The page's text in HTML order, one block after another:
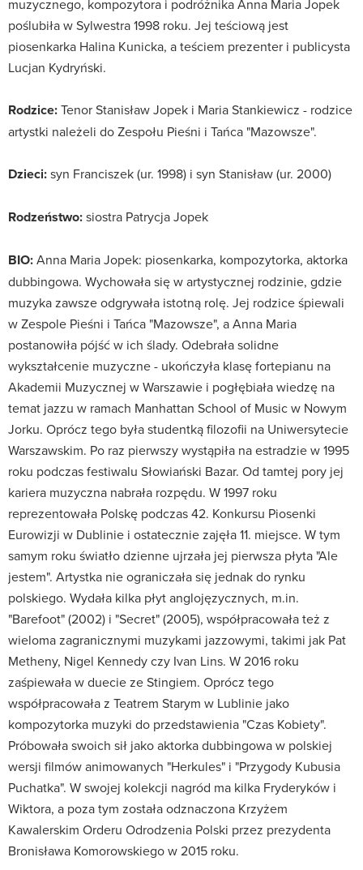
muzycznego, kompozytora i podróżnika Anna Maria Jopek
poślubiła w Sylwestra 1998 roku. Jej teściową jest
piosenkarka Halina Kunicka, a teściem prezenter i publicysta
Lucjan Kydryński.
Rodzice:Tenor Stanisław Jopek i Maria Stankiewicz - rodzice
artystki należeli do Zespołu Pieśni i Tańca "Mazowsze".
Dzieci:syn Franciszek (ur. 1998) i syn Stanisław (ur. 2000)
Rodzeństwo:siostra Patrycja Jopek
BIO:Anna Maria Jopek: piosenkarka, kompozytorka, aktorka
dubbingowa. Wychowała się w artystycznej rodzinie, gdzie
muzyka zawsze odgrywała istotną rolę. Jej rodzice śpiewali
w Zespole Pieśni i Tańca "Mazowsze", a Anna Maria
postanowiła pójść w ich ślady. Odebrała solidne
wykształcenie muzyczne - ukończyła klasę fortepianu na
Akademii Muzycznej w Warszawie i pogłębiała wiedzę na
temat jazzu w ramach Manhattan School of Music w Nowym
Jorku. Oprócz tego była studentką filozofii na Uniwersytecie
Warszawskim. Po raz pierwszy wystąpiła na estradzie w 1995
roku podczas festiwalu Słowiański Bazar. Od tamtej pory jej
kariera muzyczna nabrała rozpędu. W 1997 roku
reprezentowała Polskę podczas 42. Konkursu Piosenki
Eurowizji w Dublinie i ostatecznie zajęła 11. miejsce. W tym
samym roku światło dzienne ujrzała jej pierwsza płyta "Ale
jestem". Artystka nie ograniczała się jednak do rynku
polskiego. Wydała kilka płyt anglojęzycznych, m.in.
"Barefoot" (2002) i "Secret" (2005), współpracowała też z
wieloma zagranicznymi muzykami jazzowymi, takimi jak Pat
Metheny, Nigel Kennedy czy Ivan Lins. W 2016 roku
zaśpiewała w duecie ze Stingiem. Oprócz tego
współpracowała z Teatrem Starym w Lublinie jako
kompozytorka muzyki do przedstawienia "Czas Kobiety".
Próbowała swoich sił jako aktorka dubbingowa w polskiej
wersji filmów animowanych "Herkules" i "Przygody Kubusia
Puchatka". W swojej kolekcji nagród ma kilka Fryderyków i
Wiktora, a poza tym została odznaczona Krzyżem
Kawalerskim Orderu Odrodzenia Polski przez prezydenta
Bronisława Komorowskiego w 2015 roku.